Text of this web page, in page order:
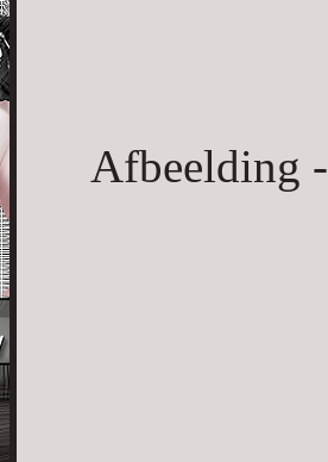
Afbeelding